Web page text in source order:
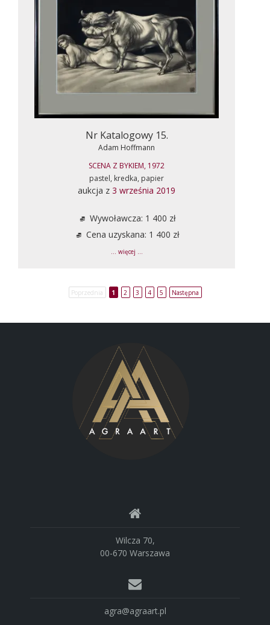
Nr Katalogowy 15.
Adam Hoffmann
SCENA Z BYKIEM, 1972
pastel, kredka, papier
aukcja z 3 września 2019
Wywoławcza: 1 400 zł
Cena uzyskana: 1 400 zł
... więcej ...
Poprzednia 1 2 3 4 5 Następna
Wilcza 70,
00-670 Warszawa
agra@agraart.pl